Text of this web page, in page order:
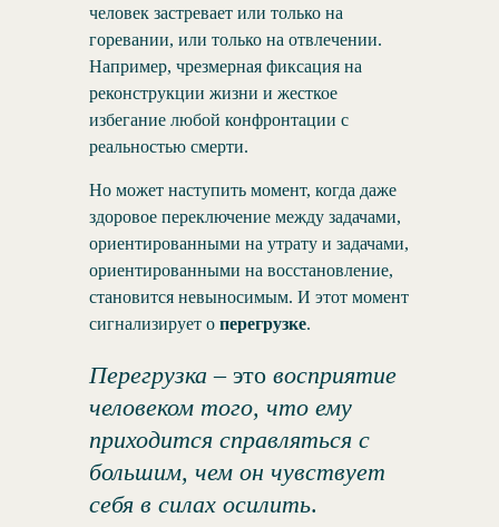
человек застревает или только на
горевании, или только на отвлечении.
Например, чрезмерная фиксация на
реконструкции жизни и жесткое
избегание любой конфронтации с
реальностью смерти.
Но может наступить момент, когда даже
здоровое переключение между задачами,
ориентированными на утрату и задачами,
ориентированными на восстановление,
становится невыносимым. И этот момент
сигнализирует о перегрузке.
Перегрузка – это восприятие
человеком того, что ему
приходится справляться с
большим, чем он чувствует
себя в силах осилить.